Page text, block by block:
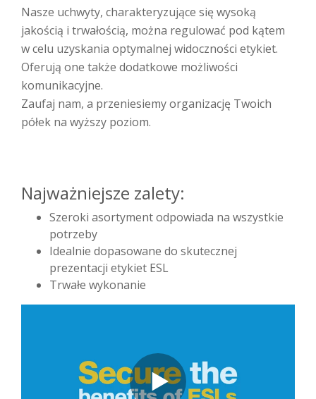
Nasze uchwyty, charakteryzujące się wysoką
jakością i trwałością, można regulować pod kątem
w celu uzyskania optymalnej widoczności etykiet.
Oferują one także dodatkowe możliwości
komunikacyjne.
Zaufaj nam, a przeniesiemy organizację Twoich
półek na wyższy poziom.
Najważniejsze zalety:
Szeroki asortyment odpowiada na wszystkie
potrzeby
Idealnie dopasowane do skutecznej
prezentacji etykiet ESL
Trwałe wykonanie